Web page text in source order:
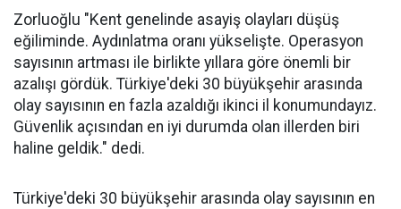
Zorluoğlu "Kent genelinde asayiş olayları düşüş
eğiliminde. Aydınlatma oranı yükselişte. Operasyon
sayısının artması ile birlikte yıllara göre önemli bir
azalışı gördük. Türkiye'deki 30 büyükşehir arasında
olay sayısının en fazla azaldığı ikinci il konumundayız.
Güvenlik açısından en iyi durumda olan illerden biri
haline geldik." dedi.
Türkiye'deki 30 büyükşehir arasında olay sayısının en